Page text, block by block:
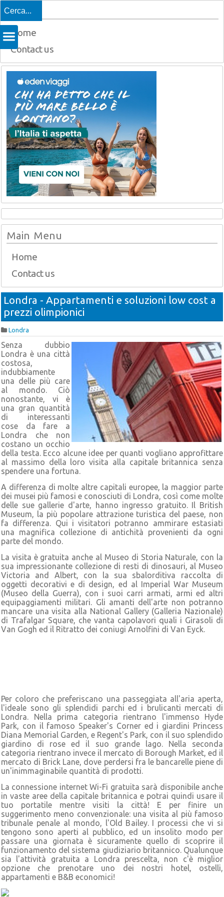
Top
Home
Contact us
Main Menu
Home
Contact us
Londra - Appartamenti e soluzioni low cost a
prezzi olimpionici
Londra
Senza dubbio
Londra è una città
costosa,
indubbiamente
una delle più care
al mondo. Ciò
nonostante, vi è
una gran quantità
di interessanti
cose da fare a
Londra che non
costano un occhio
della testa. Ecco alcune idee per quanti vogliano approfittare
al massimo della loro visita alla capitale britannica senza
spendere una fortuna.
A differenza di molte altre capitali europee, la maggior parte
dei musei più famosi e conosciuti di Londra, così come molte
delle sue gallerie d'arte, hanno ingresso gratuito. Il British
Museum, la più popolare attrazione turistica del paese, non
fa differenza. Qui i visitatori potranno ammirare estasiati
una magnifica collezione di antichità provenienti da ogni
parte del mondo.
La visita è gratuita anche al Museo di Storia Naturale, con la
sua impressionante collezione di resti di dinosauri, al Museo
Victoria and Albert, con la sua sbalorditiva raccolta di
oggetti decorativi e di design, ed al Imperial War Museum
(Museo della Guerra), con i suoi carri armati, armi ed altri
equipaggiamenti militari. Gli amanti dell'arte non potranno
mancare una visita alla National Gallery (Galleria Nazionale)
di Trafalgar Square, che vanta capolavori quali i Girasoli di
Van Gogh ed il Ritratto dei coniugi Arnolfini di Van Eyck.
Per coloro che preferiscano una passeggiata all'aria aperta,
l'ideale sono gli splendidi parchi ed i brulicanti mercati di
Londra. Nella prima categoria rientrano l'immenso Hyde
Park, con il famoso Speaker's Corner ed i giardini Princess
Diana Memorial Garden, e Regent's Park, con il suo splendido
giardino di rose ed il suo grande lago. Nella seconda
categoria rientrano invece il mercato di Borough Market, ed il
mercato di Brick Lane, dove perdersi fra le bancarelle piene di
un'inimmaginabile quantità di prodotti.
La connessione internet Wi-Fi gratuita sarà disponibile anche
in vaste aree della capitale britannica e potrai quindi usare il
tuo portatile mentre visiti la città! E per finire un
suggerimento meno convenzionale: una visita al più famoso
tribunale penale al mondo, l'Old Bailey. I processi che vi si
tengono sono aperti al pubblico, ed un insolito modo per
passare una giornata è sicuramente quello di scoprire il
funzionamento del sistema giudiziario britannico. Qualunque
sia l'attività gratuita a Londra prescelta, non c'è miglior
opzione che prenotare uno dei nostri hotel, ostelli,
appartamenti e B&B economici!